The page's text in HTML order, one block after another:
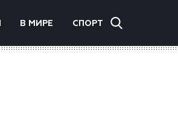
В МИРЕ СПОРТ